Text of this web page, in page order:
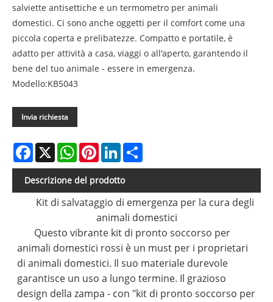
salviette antisettiche e un termometro per animali
domestici. Ci sono anche oggetti per il comfort come una
piccola coperta e prelibatezze. Compatto e portatile, è
adatto per attività a casa, viaggi o all'aperto, garantendo il
bene del tuo animale - essere in emergenza.
Modello:KB5043
Invia richiesta
Facebook
X WhatsAppPinterestLinkedIn
Descrizione del prodotto
Kit di salvataggio di emergenza per la cura degli
animali domestici
Questo vibrante kit di pronto soccorso per
animali domestici rossi è un must per i proprietari
di animali domestici. Il suo materiale durevole
garantisce un uso a lungo termine. Il grazioso
design della zampa - con "kit di pronto soccorso per